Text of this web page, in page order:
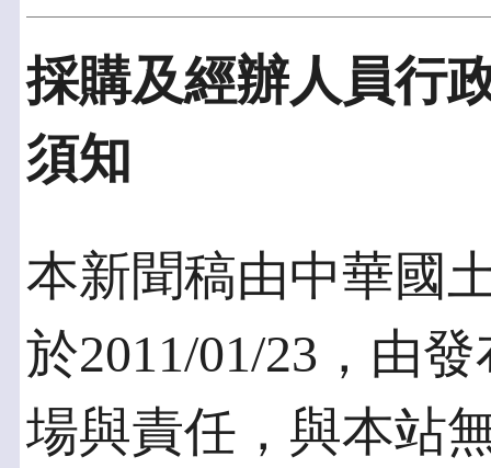
採購及經辦人員行
須知
本新聞稿由中華國
於2011/01/23，由
場與責任，與本站